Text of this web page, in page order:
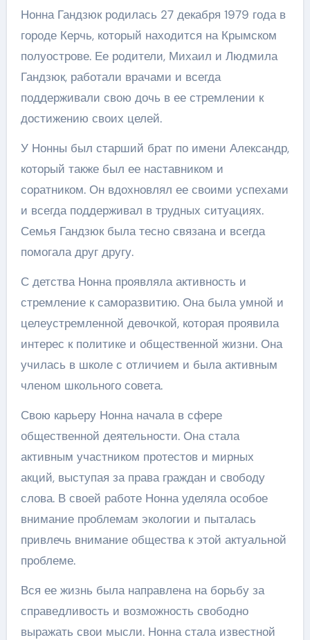
Нонна Гандзюк родилась 27 декабря 1979 года в
городе Керчь, который находится на Крымском
полуострове. Ее родители, Михаил и Людмила
Гандзюк, работали врачами и всегда
поддерживали свою дочь в ее стремлении к
достижению своих целей.
У Нонны был старший брат по имени Александр,
который также был ее наставником и
соратником. Он вдохновлял ее своими успехами
и всегда поддерживал в трудных ситуациях.
Семья Гандзюк была тесно связана и всегда
помогала друг другу.
С детства Нонна проявляла активность и
стремление к саморазвитию. Она была умной и
целеустремленной девочкой, которая проявила
интерес к политике и общественной жизни. Она
училась в школе с отличием и была активным
членом школьного совета.
Свою карьеру Нонна начала в сфере
общественной деятельности. Она стала
активным участником протестов и мирных
акций, выступая за права граждан и свободу
слова. В своей работе Нонна уделяла особое
внимание проблемам экологии и пыталась
привлечь внимание общества к этой актуальной
проблеме.
Вся ее жизнь была направлена на борьбу за
справедливость и возможность свободно
выражать свои мысли. Нонна стала известной